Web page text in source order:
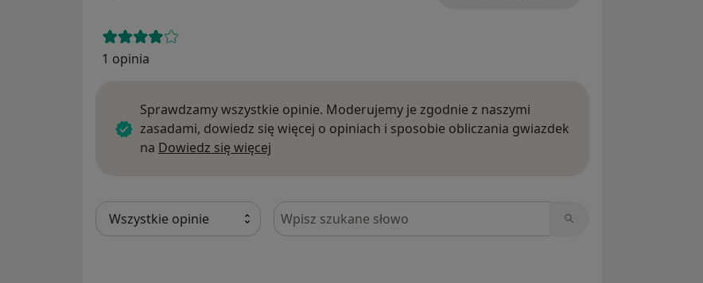
1 opinia
Sprawdzamy wszystkie opinie. Moderujemy je zgodnie z naszymi
zasadami, dowiedz się więcej o opiniach i sposobie obliczania gwiazdek
na Dowiedz się więcej
Szukaj w opiniach